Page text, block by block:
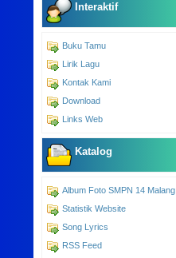
Interaktif
Buku Tamu
Lirik Lagu
Kontak Kami
Download
Links Web
Katalog
Album Foto SMPN 14 Malang
Statistik Website
Song Lyrics
RSS Feed